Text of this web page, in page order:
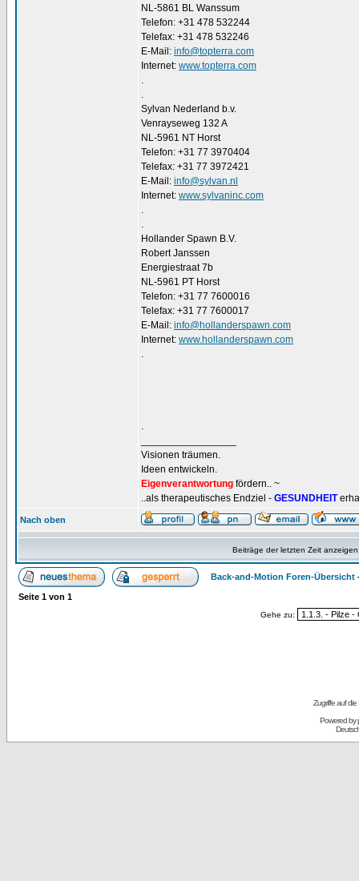
NL-5861 BL Wanssum
Telefon: +31 478 532244
Telefax: +31 478 532246
E-Mail: info@topterra.com
Internet: www.topterra.com
.
.
Sylvan Nederland b.v.
Venrayseweg 132 A
NL-5961 NT Horst
Telefon: +31 77 3970404
Telefax: +31 77 3972421
E-Mail: info@sylvan.nl
Internet: www.sylvaninc.com
.
.
Hollander Spawn B.V.
Robert Janssen
Energiestraat 7b
NL-5961 PT Horst
Telefon: +31 77 7600016
Telefax: +31 77 7600017
E-Mail: info@hollanderspawn.com
Internet: www.hollanderspawn.com
.
.
Visionen träumen.
Ideen entwickeln.
Eigenverantwortung fördern.. ~
..als therapeutisches Endziel - GESUNDHEIT
Nach oben
Beiträge der letzten Zeit
Back-and-Motion Foren-Übersicht
Seite 1 von 1
Gehe zu:
Zugriffe auf
Powered by